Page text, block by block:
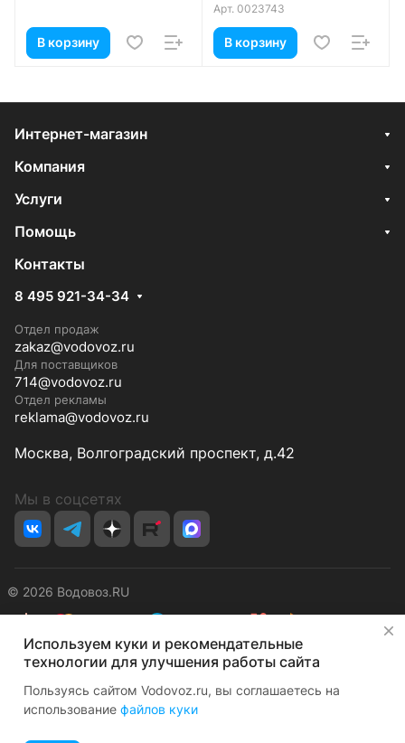
В корзину
Арт. 0023743
В корзину
Интернет-магазин
Компания
Услуги
Помощь
Контакты
8 495 921-34-34
Отдел продаж
zakaz@vodovoz.ru
Для поставщиков
714@vodovoz.ru
Отдел рекламы
reklama@vodovoz.ru
Москва, Волгоградский проспект, д.42
Мы в соцсетях
© 2026 Водовоз.RU
КонфиденциальностьОферта
Используем куки и рекомендательные
технологии для улучшения работы сайта
Пользуясь сайтом Vodovoz.ru, вы соглашаетесь на
использование файлов куки